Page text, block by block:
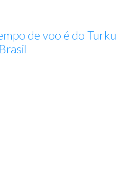
de voo é do Turku